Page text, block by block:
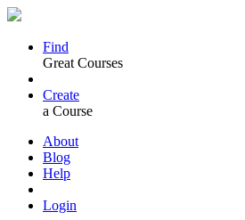
Find
Great Courses
Create
a Course
About
Blog
Help
Login